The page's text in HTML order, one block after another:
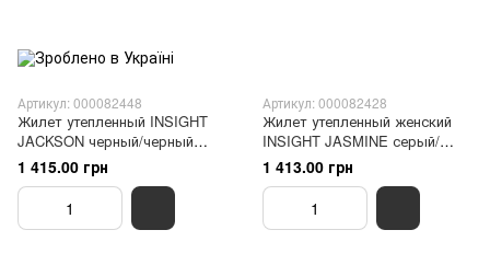
Артикул: 000082448
Жилет утепленный INSIGHT
JACKSON черный/черный
меланж
1 415.00 грн
Артикул: 000082428
Жилет утепленный женский
INSIGHT JASMINE серый/
серый меланж
1 413.00 грн